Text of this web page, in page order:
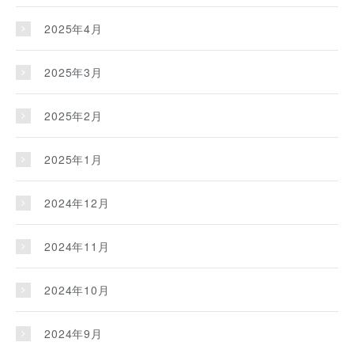
2025年4月
2025年3月
2025年2月
2025年1月
2024年12月
2024年11月
2024年10月
2024年9月